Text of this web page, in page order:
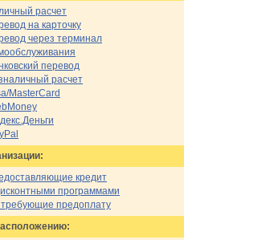
расчет
на карточку
через терминал
перевод
расчет
MasterCard
кредит
программами
предоплату